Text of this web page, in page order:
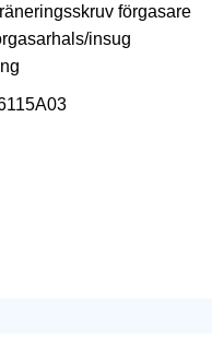
förgasare
insug